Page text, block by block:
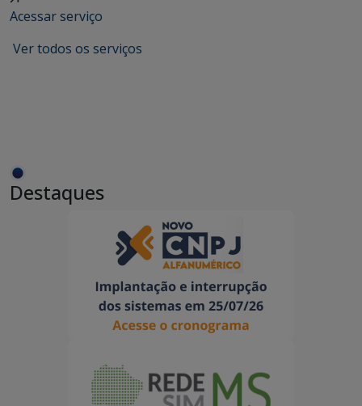
Acessar serviço
Ver todos os serviços
Destaques